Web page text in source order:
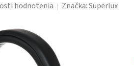
hodnotenia Značka:Superlux